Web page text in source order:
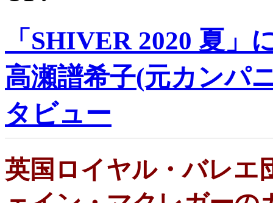
「SHIVER 2020 夏」
高瀬譜希子(元カンパ
タビュー
英国ロイヤル・バレエ